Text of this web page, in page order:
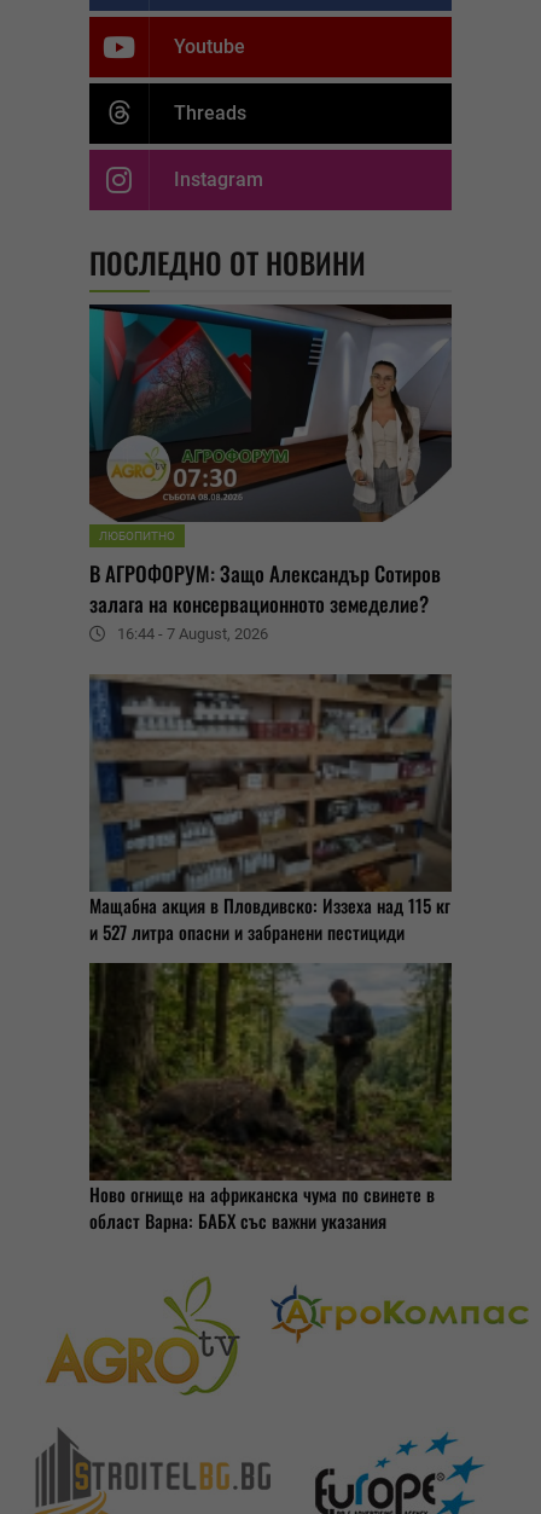
Youtube
Threads
Instagram
ПОСЛЕДНО ОТ НОВИНИ
ЛЮБОПИТНО
В АГРОФОРУМ: Защо Александър Сотиров
залага на консервационното земеделие?
16:44 - 7 August, 2026
Мащабна акция в Пловдивско: Иззеха над 115 кг
и 527 литра опасни и забранени пестициди
Ново огнище на африканска чума по свинете в
област Варна: БАБХ със важни указания